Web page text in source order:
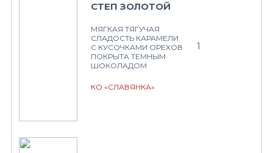
СТЕП ЗОЛОТОЙ
МЯГКАЯ ТЯГУЧАЯ
СЛАДОСТЬ КАРАМЕЛИ
С КУСОЧКАМИ ОРЕХОВ
ПОКРЫТА ТЕМНЫМ
ШОКОЛАДОМ
КО «СЛАВЯНКА»
1